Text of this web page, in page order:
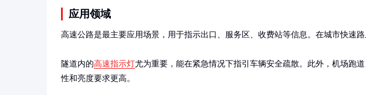
应用领域
高速公路是最主要应用场景，用于指示出口、服务区、收费站等信息。在城市快速路
隧道内的高速指示灯尤为重要，能在紧急情况下指引车辆安全疏散。此外，机场跑
性和亮度要求更高。